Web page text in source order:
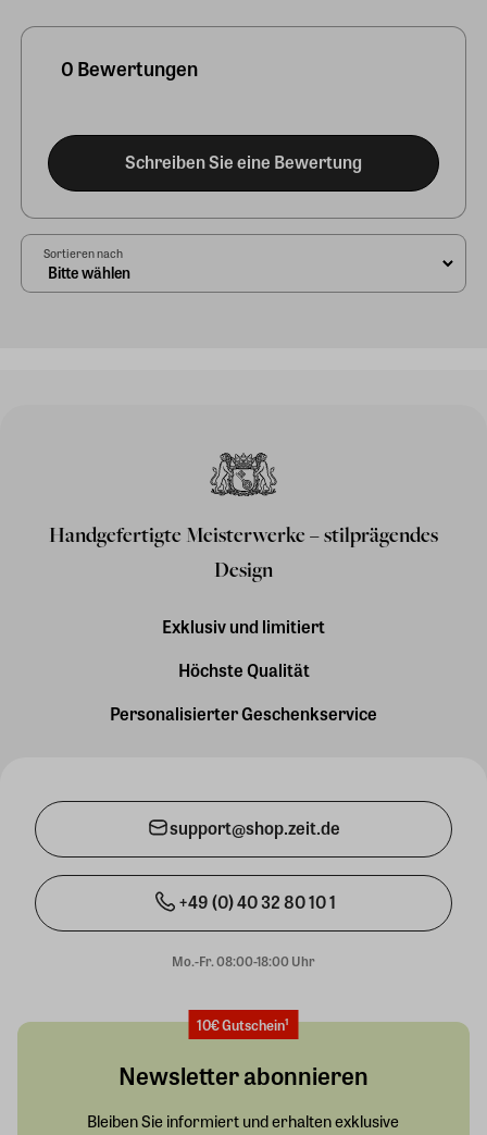
0 Bewertungen
Schreiben Sie eine Bewertung
Sortieren nach
Handgefertigte Meisterwerke – stilprägendes
Design
Exklusiv und limitiert
Höchste Qualität
Personalisierter Geschenkservice
support@shop.zeit.de
+49 (0) 40 32 80 10 1
Mo.-Fr. 08:00-18:00 Uhr
10€ Gutschein¹
Newsletter abonnieren
Bleiben Sie informiert und erhalten exklusive